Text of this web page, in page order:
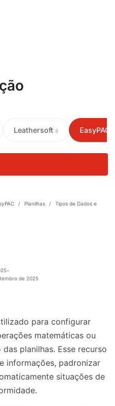
Leathersoft 8 EasyPAC
/ Planilhas /
Tipos de Dados e
•
de 2025
para configurar
matemáticas ou
planilhas. Esse recurso
informações, padronizar
situações de